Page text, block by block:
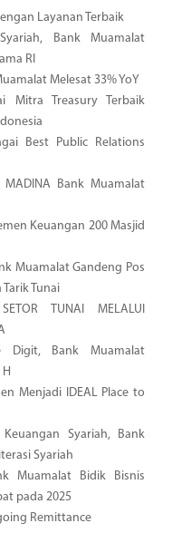
Layanan Terbaik
Bank Muamalat
RI
Melesat 33% YoY
Mitra Treasury Terbaik
Best Public Relations
Bank Muamalat
Keuangan 200 Masjid
Muamalat Gandeng Pos
Tunai
TUNAI MELALUI
Digit, Bank Muamalat
Menjadi IDEAL Place to
Syariah, Bank
Syariah
Muamalat Bidik Bisnis
pada 2025
Remittance